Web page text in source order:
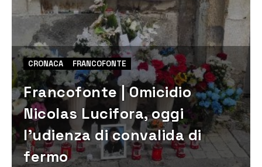
CRONACA FRANCOFONTE
Francofonte | Omicidio
Nicolas Lucifora, oggi
l’udienza di convalida di
fermo